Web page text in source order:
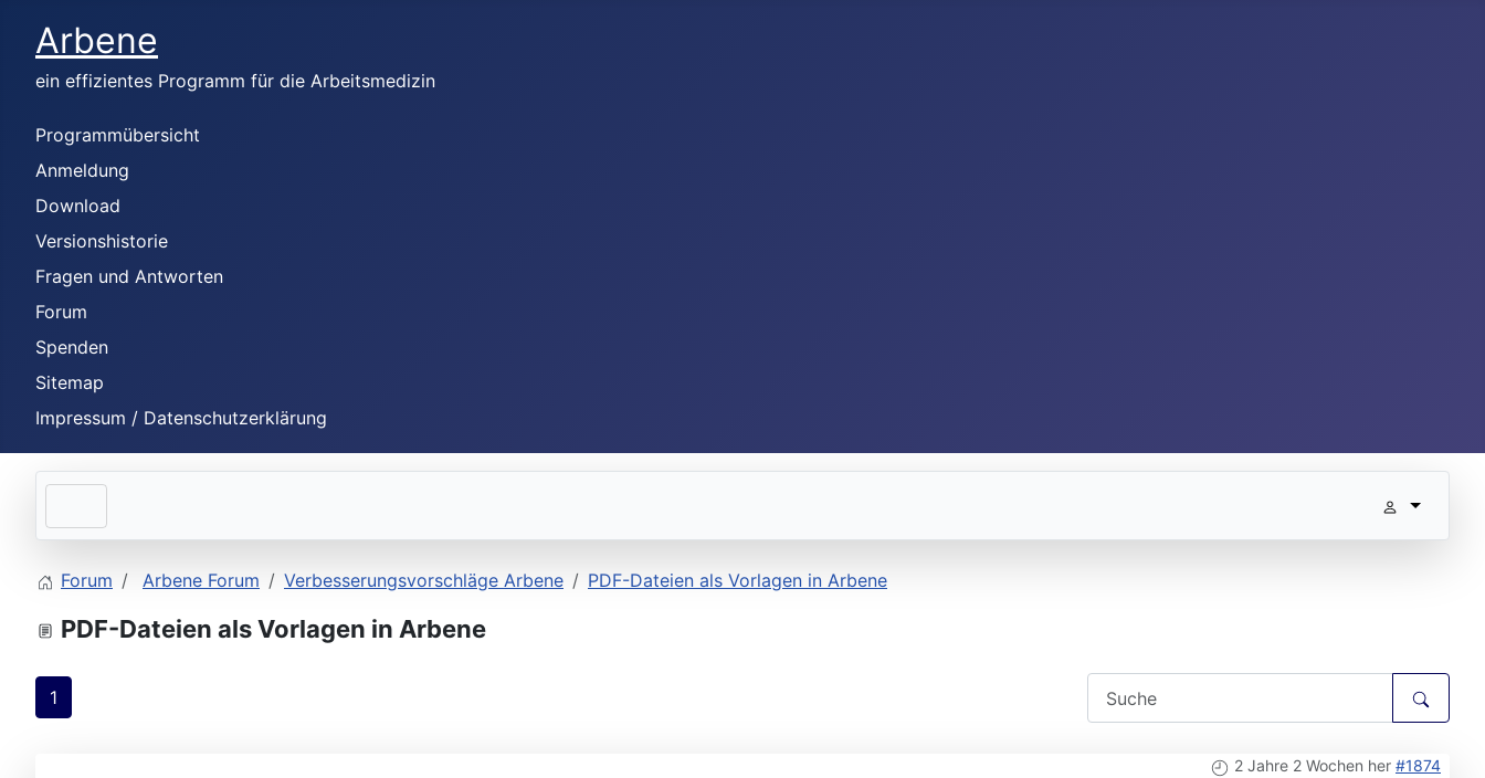
Arbene
ein effizientes Programm für die Arbeitsmedizin
Programmübersicht
Anmeldung
Download
Versionshistorie
Fragen und Antworten
Forum
Spenden
Sitemap
Impressum / Datenschutzerklärung
Forum Arbene Forum Verbesserungsvorschläge Arbene PDF-Dateien als Vorlagen in Arbene
PDF-Dateien als Vorlagen in Arbene
1
2 Jahre 2 Wochen her #1874